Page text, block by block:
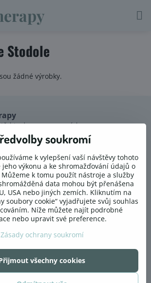
Stodole
žádné výrobky.
těchto dvou provozovnách:
Green House
1
soukromí
k vylepšení vaší návštěvy tohoto
jeho výkonu a ke shromažďování údajů o
k tomu použít nástroje a služby
data mohou být přenášena
USA nebo jiných zemích. Kliknutím na
soubory cookie“ vyjadřujete svůj souhlas
Níže můžete najít podrobné
nebo upravit své preference.
Zásady ochrany soukromí
všechny cookies